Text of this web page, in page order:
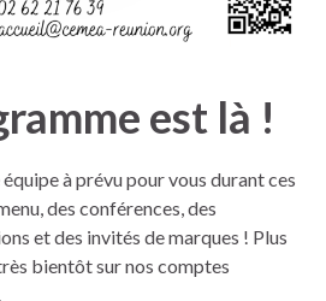
est là !
à prévu pour vous durant ces
des conférences, des
et des invités de marques ! Plus
bientôt sur nos comptes